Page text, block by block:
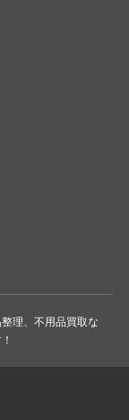
理、不用品買取な